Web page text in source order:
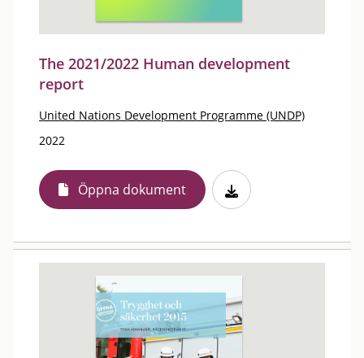
The 2021/2022 Human development
report
United Nations Development Programme (UNDP)
2022
Öppna dokument